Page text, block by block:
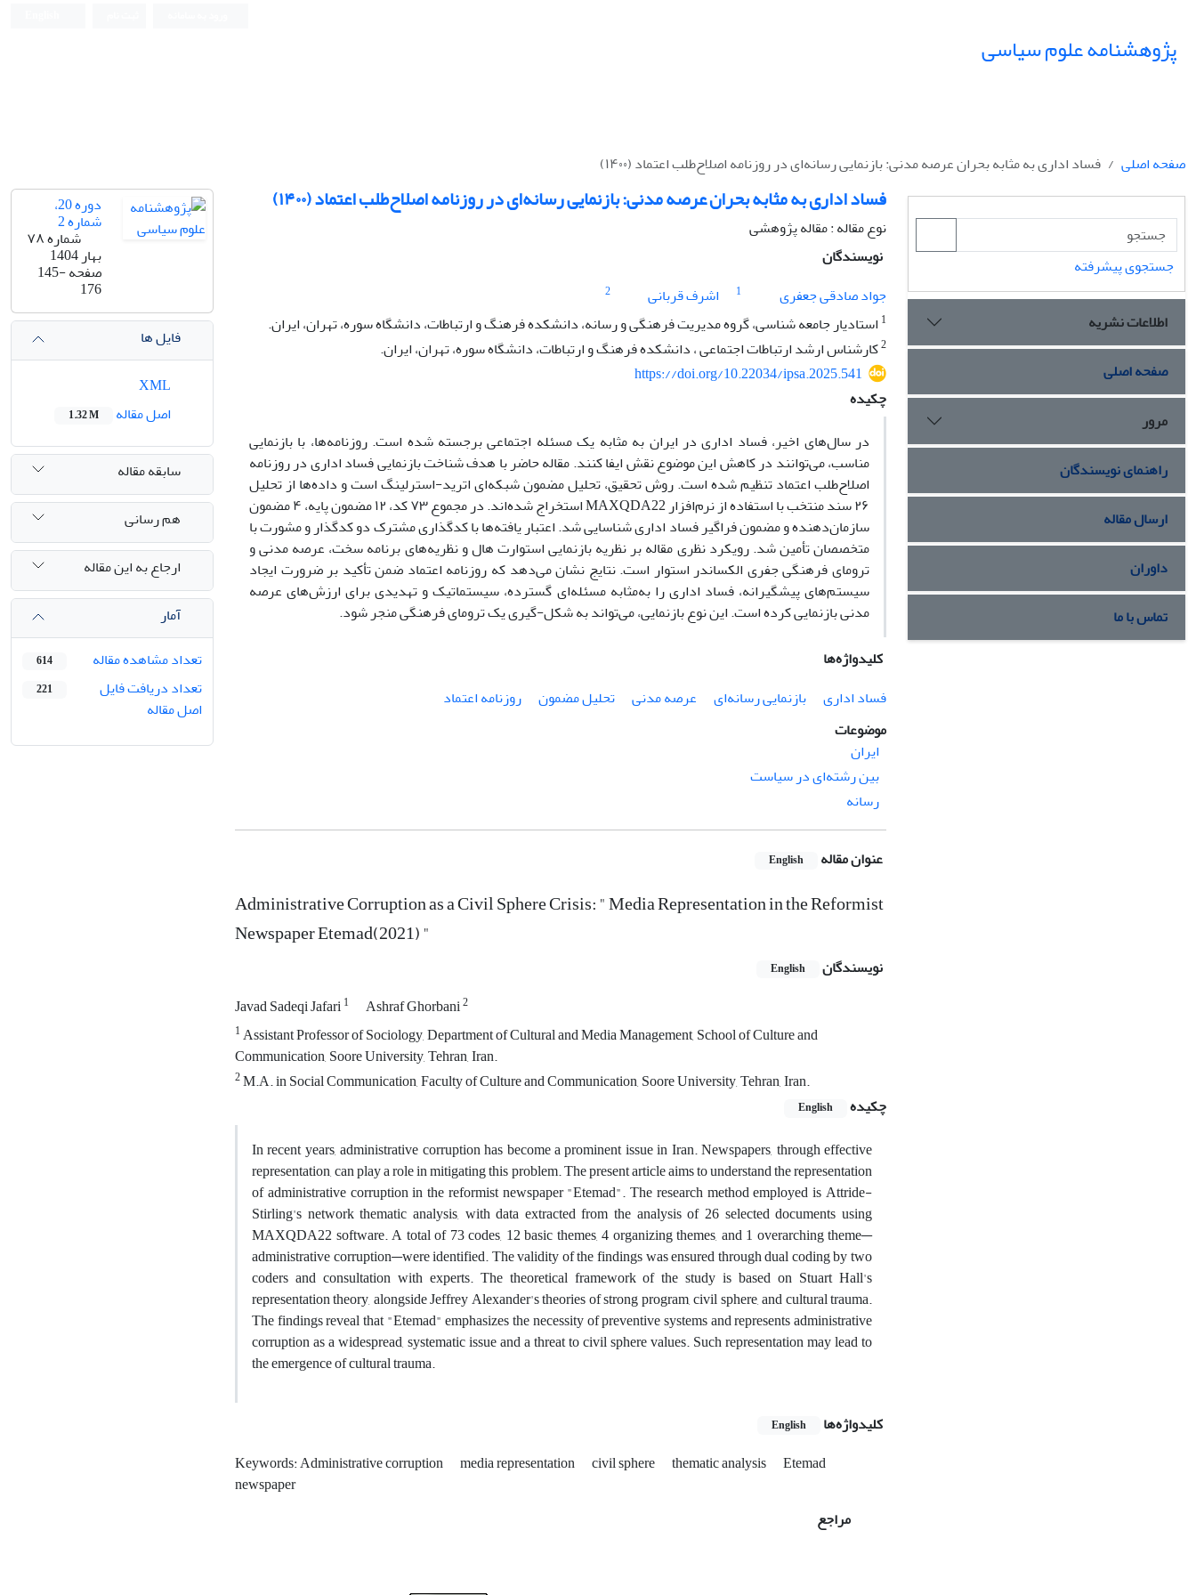
پژوهشنامه علوم سیاسی
صفحه اصلی فساد اداری به مثابه بحران عرصه مدنی: بازنمایی رسانه‌ای در روزنامه اصلاح‌طلب اعتماد (۱۴۰۰)
فساد اداری به مثابه بحران عرصه مدنی: بازنمایی رسانه‌ای در روزنامه اصلاح‌طلب اعتماد (۱۴۰۰)
نوع مقاله : مقاله پژوهشی
نویسندگان
جواد صادقی جعفری
1 اشرف قربانی
2
1 استادیار جامعه شناسی، گروه مدیریت فرهنگی و رسانه، دانشکده فرهنگ و ارتباطات، دانشگاه سوره، تهران، ایران.
2کارشناس ارشد ارتباطات اجتماعی ، دانشکده فرهنگ و ارتباطات، دانشگاه سوره، تهران، ایران.
https://doi.org/10.22034/ipsa.2025.541
چکیده
در سال‌های اخیر، فساد اداری در ایران به مثابه یک مسئله اجتماعی برجسته شده است. روزنامه‌ها، با بازنمایی
مناسب، می‌توانند در کاهش این موضوع نقش ایفا کنند. مقاله حاضر با هدف شناخت بازنمایی فساد اداری در روزنامه
اصلاح‌طلب اعتماد تنظیم شده است. روش تحقیق، تحلیل مضمون شبکه‌ای اترید-استرلینگ است و داده‌ها از تحلیل
۲۶ سند منتخب با استفاده از نرم‌افزار MAXQDA22 استخراج شده‌اند. در مجموع ۷۳ کد، ۱۲ مضمون پایه، ۴ مضمون
سازمان‌دهنده و مضمون فراگیر فساد اداری شناسایی شد. اعتبار یافته‌ها با کدگذاری مشترک دو کدگذار و مشورت با
متخصصان تأمین شد. رویکرد نظری مقاله بر نظریه بازنمایی استوارت هال و نظریه‌های برنامه سخت، عرصه مدنی و
ترومای فرهنگی جفری الکساندر استوار است. نتایج نشان می‌دهد که روزنامه اعتماد ضمن تأکید بر ضرورت ایجاد
سیستم‌های پیشگیرانه، فساد اداری را به‌مثابه مسئله‌ای گسترده، سیستماتیک و تهدیدی برای ارزش‌های عرصه
مدنی بازنمایی کرده است. این نوع بازنمایی، می‌تواند به شکل-گیری یک ترومای فرهنگی منجر شود.
کلیدواژه‌ها
فساد اداری
بازنمایی رسانه‌ای عرصه مدنی تحلیل مضمون
روزنامه اعتماد
موضوعات
ایران
بین رشته‌ای در سیاست
رسانه
عنوان مقاله English
Administrative Corruption as a Civil Sphere Crisis: " Media Representation in the Reformist
Newspaper Etemad(2021) "
نویسندگان English
Javad Sadeqi Jafari1 Ashraf Ghorbani2
1Assistant Professor of Sociology, Department of Cultural and Media Management, School of Culture and
Communication, Soore University, Tehran, Iran.
2M.A. in Social Communication, Faculty of Culture and Communication, Soore University, Tehran, Iran.
چکیده
English
In recent years, administrative corruption has become a prominent issue in Iran. Newspapers, through effective
representation, can play a role in mitigating this problem. The present article aims to understand the representation
of administrative corruption in the reformist newspaper "Etemad". The research method employed is Attride-
Stirling's network thematic analysis, with data extracted from the analysis of 26 selected documents using
MAXQDA22 software. A total of 73 codes, 12 basic themes, 4 organizing themes, and 1 overarching theme—
administrative corruption—were identified. The validity of the findings was ensured through dual coding by two
coders and consultation with experts. The theoretical framework of the study is based on Stuart Hall's
representation theory, alongside Jeffrey Alexander's theories of strong program, civil sphere, and cultural trauma.
The findings reveal that "Etemad" emphasizes the necessity of preventive systems and represents administrative
corruption as a widespread, systematic issue and a threat to civil sphere values. Such representation may lead to
the emergence of cultural trauma.
کلیدواژه‌ها English
Keywords: Administrative corruption media representation civil sphere thematic analysis
Etemad
newspaper
مراجع
دوره 20،
شماره 2
شماره ۷۸
بهار 1404
صفحه145-
176
فایل ها
اصل مقاله
1.32 M
سابقه مقاله
هم رسانی
ارجاع به این مقاله
آمار
تعداد مشاهده مقاله
614
تعداد دریافت فایل
اصل مقاله
221
جستجوی پیشرفته
اطلاعات نشریه
صفحه اصلی
مرور
راهنمای نویسندگان
ارسال مقاله
داوران
تماس با ما